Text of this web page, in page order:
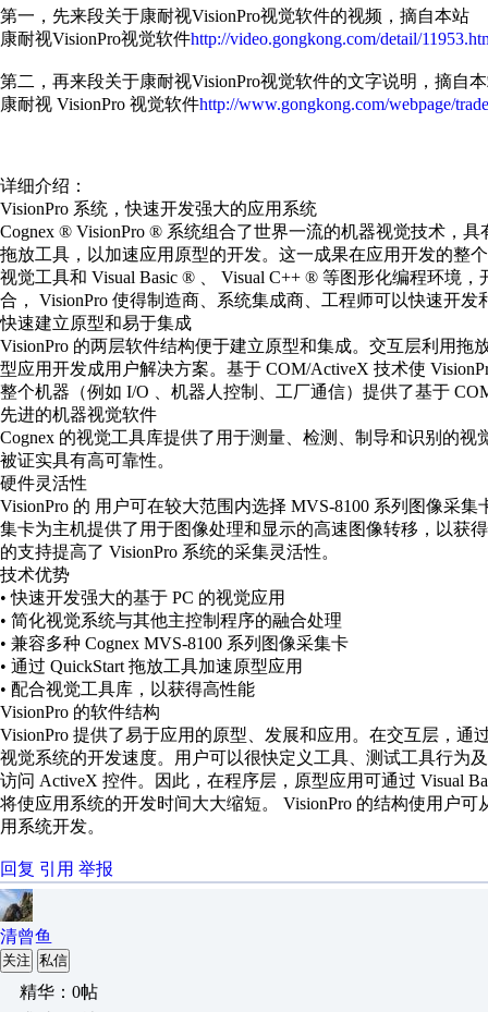
第一，先来段关于康耐视VisionPro视觉软件的视频，摘自本站
康耐视VisionPro视觉软件http://video.gongkong.com/detail/
第二，再来段关于康耐视VisionPro视觉软件的文字说明，摘自
康耐视 VisionPro 视觉软件http://www.gongkong.com/webpage/
详细介绍：
VisionPro 系统，快速开发强大的应用系统
Cognex ® VisionPro ® 系统组合了世界一流的机器视觉技术，
拖放工具，以加速应用原型的开发。这一成果在应用开发的整
视觉工具和 Visual Basic ® 、 Visual C++ ® 等图形化编程环境
合， VisionPro 使得制造商、系统集成商、工程师可以快速开
快速建立原型和易于集成
VisionPro 的两层软件结构便于建立原型和集成。交互层利用
型应用开发成用户解决方案。基于 COM/ActiveX 技术使
整个机器（例如 I/O 、机器人控制、工厂通信）提供了基于
先进的机器视觉软件
Cognex 的视觉工具库提供了用于测量、检测、制导和识别的
被证实具有高可靠性。
硬件灵活性
VisionPro 的 用户可在较大范围内选择 MVS-8100 系列图像采
集卡为主机提供了用于图像处理和显示的高速图像转移，以获
的支持提高了 VisionPro 系统的采集灵活性。
技术优势
• 快速开发强大的基于 PC 的视觉应用
• 简化视觉系统与其他主控制程序的融合处理
• 兼容多种 Cognex MVS-8100 系列图像采集卡
• 通过 QuickStart 拖放工具加速原型应用
• 配合视觉工具库，以获得高性能
VisionPro 的软件结构
VisionPro 提供了易于应用的原型、发展和应用。在交互层，通
视觉系统的开发速度。用户可以很快定义工具、测试工具行为
访问 ActiveX 控件。因此，在程序层，原型应用可通过 Visual
将使应用系统的开发时间大大缩短。 VisionPro 的结构使用户
用系统开发。
回复 引用 举报
清曾鱼
关注 私信
精华：0帖